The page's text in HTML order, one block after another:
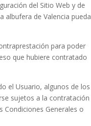
del Sitio Web y de
albufera de Valencia pueda
para poder
que hubiere contratado
el Usuario, algunos de los
sujetos a la contratación
Condiciones Generales o